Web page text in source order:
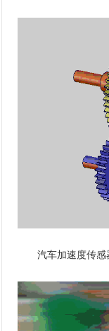
汽车加速度传感